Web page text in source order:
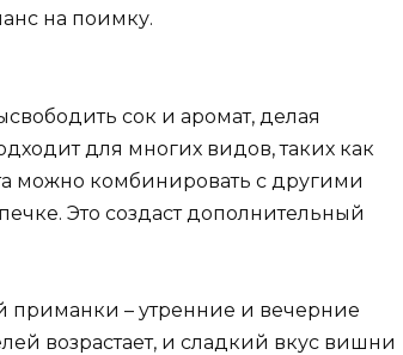
на поимку.
сок и аромат, делая
для многих видов, таких как
можно комбинировать с другими
Это создаст дополнительный
приманки – утренние и вечерние
возрастает, и сладкий вкус вишни